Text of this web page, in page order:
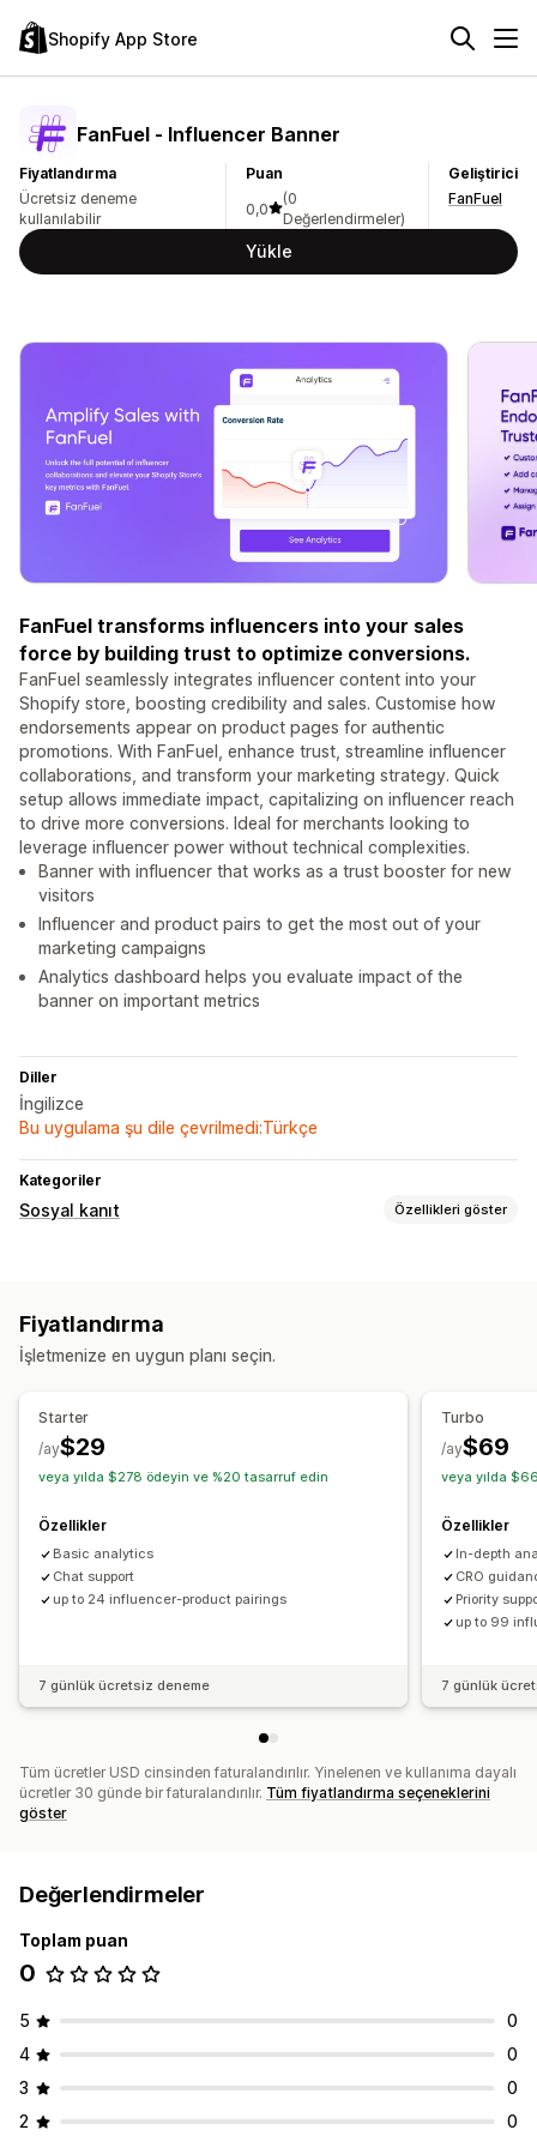
Shopify App Store
FanFuel ‑ Influencer Banner
Fiyatlandırma
Ücretsiz deneme
kullanılabilir
Puan
0,0
(0
Değerlendirmeler)
Geliştirici
FanFuel
Yükle
FanFuel transforms influencers into your sales
force by building trust to optimize conversions.
FanFuel seamlessly integrates influencer content into your
Shopify store, boosting credibility and sales. Customise how
endorsements appear on product pages for authentic
promotions. With FanFuel, enhance trust, streamline influencer
collaborations, and transform your marketing strategy. Quick
setup allows immediate impact, capitalizing on influencer reach
to drive more conversions. Ideal for merchants looking to
leverage influencer power without technical complexities.
Banner with influencer that works as a trust booster for new
visitors
Influencer and product pairs to get the most out of your
marketing campaigns
Analytics dashboard helps you evaluate impact of the
banner on important metrics
Diller
İngilizce
Bu uygulama şu dile çevrilmedi:Türkçe
Kategoriler
Sosyal kanıt Özellikleri göster
Görüntüleme seçenekleri
Analizler
Etkileşim takibi
Fiyatlandırma
İşletmenize en uygun planı seçin.
Starter
$29
/ay
veya yılda $278 ödeyin ve %20 tasarruf edin
Özellikler
Basic analytics
Chat support
up to 24 influencer-product pairings
7 günlük ücretsiz deneme
Turbo
$69
/ay
veya yılda
Özellikler
In-depth
CRO
Priority
up to 99
7 günlük
Tüm ücretler USD cinsinden faturalandırılır. Yinelenen ve kullanıma dayalı
ücretler 30 günde bir faturalandırılır. Tüm fiyatlandırma seçeneklerini
göster
Değerlendirmeler
Toplam puan
0
5
0
4
0
3
0
2
0